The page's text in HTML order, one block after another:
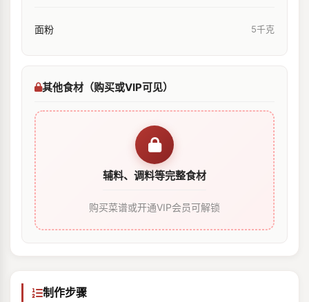
面粉 5千克
其他食材（购买或VIP可见）
辅料、调料等完整食材
购买菜谱或开通VIP会员可解锁
制作步骤